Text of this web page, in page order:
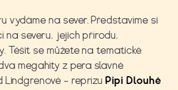
vydáme na sever. Představíme si
na severu, jejich přírodu,
Těšit se můžete na tematické
megahity z pera slavné
– reprízu Pipi Dlouhé